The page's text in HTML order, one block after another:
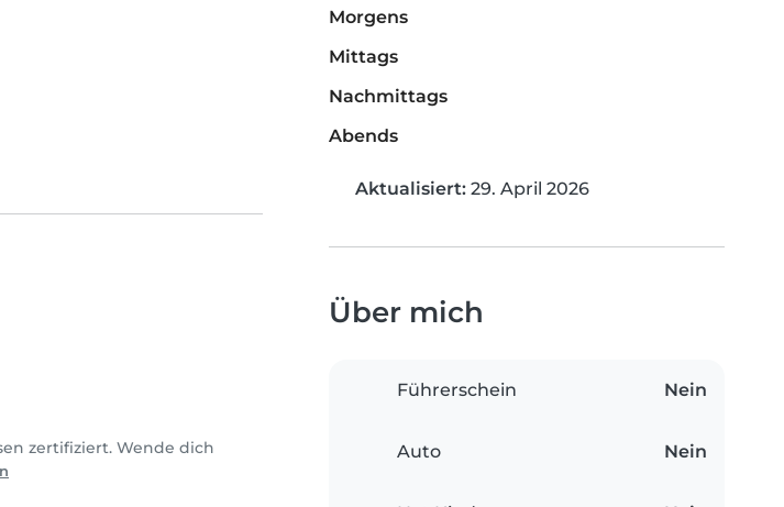
zertifiziert. Wende dich
Morgens
Mittags
Nachmittags
Abends
Aktualisiert: 29. April 2026
Über mich
Führerschein Nein
Auto Nein